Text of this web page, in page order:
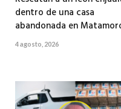
dentro de una casa
abandonada en
4 agosto, 2026